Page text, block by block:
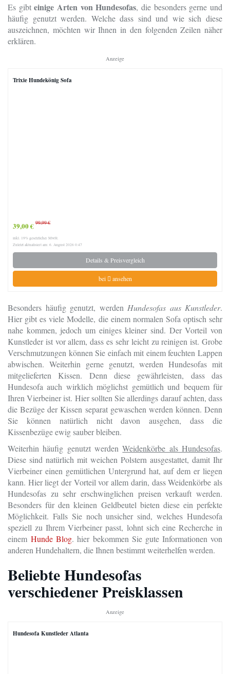
Es gibteinige Arten von Hundesofas, die besonders gerne und
häufig genutzt werden. Welche dass sind und wie sich diese
auszeichnen, möchten wir Ihnen in den folgenden Zeilen näher
erklären.
Anzeige
Trixie Hundekönig Sofa
39,00 € 99,99 €
inkl. 19% gesetzlicher MwSt.
Zuletzt aktualisiert am: 6. August 2026 0:47
Details & Preisvergleich
bei ansehen
Besonders häufig genutzt, werden Hundesofas aus Kunstleder.
Hier gibt es viele Modelle, die einem normalen Sofa optisch sehr
nahe kommen, jedoch um einiges kleiner sind. Der Vorteil von
Kunstleder ist vor allem, dass es sehr leicht zu reinigen ist. Grobe
Verschmutzungen können Sie einfach mit einem feuchten Lappen
abwischen. Weiterhin gerne genutzt, werden Hundesofas mit
mitgelieferten Kissen. Denn diese gewährleisten, dass das
Hundesofa auch wirklich möglichst gemütlich und bequem für
Ihren Vierbeiner ist. Hier sollten Sie allerdings darauf achten, dass
die Bezüge der Kissen separat gewaschen werden können. Denn
Sie können natürlich nicht davon ausgehen, dass die
Kissenbezüge ewig sauber bleiben.
Weiterhin häufig genutzt werdenWeidenkörbe als Hundesofas.
Diese sind natürlich mit weichen Polstern ausgestattet, damit Ihr
Vierbeiner einen gemütlichen Untergrund hat, auf dem er liegen
kann. Hier liegt der Vorteil vor allem darin, dass Weidenkörbe als
Hundesofas zu sehr erschwinglichen preisen verkauft werden.
Besonders für den kleinen Geldbeutel bieten diese ein perfekte
Möglichkeit. Falls Sie noch unsicher sind, welches Hundesofa
speziell zu Ihrem Vierbeiner passt, lohnt sich eine Recherche in
einemHunde Blog. hier bekommen Sie gute Informationen von
anderen Hundehaltern, die Ihnen bestimmt weiterhelfen werden.
Beliebte Hundesofas
verschiedener Preisklassen
Anzeige
Hundesofa Kunstleder Atlanta